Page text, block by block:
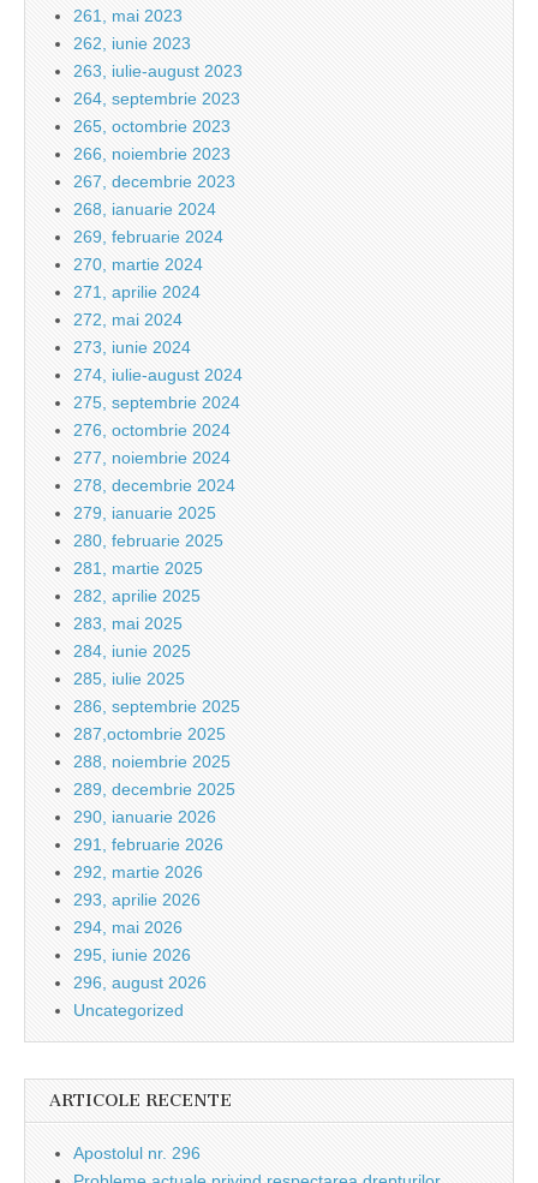
261, mai 2023
262, iunie 2023
263, iulie-august 2023
264, septembrie 2023
265, octombrie 2023
266, noiembrie 2023
267, decembrie 2023
268, ianuarie 2024
269, februarie 2024
270, martie 2024
271, aprilie 2024
272, mai 2024
273, iunie 2024
274, iulie-august 2024
275, septembrie 2024
276, octombrie 2024
277, noiembrie 2024
278, decembrie 2024
279, ianuarie 2025
280, februarie 2025
281, martie 2025
282, aprilie 2025
283, mai 2025
284, iunie 2025
285, iulie 2025
286, septembrie 2025
287,octombrie 2025
288, noiembrie 2025
289, decembrie 2025
290, ianuarie 2026
291, februarie 2026
292, martie 2026
293, aprilie 2026
294, mai 2026
295, iunie 2026
296, august 2026
Uncategorized
ARTICOLE RECENTE
Apostolul nr. 296